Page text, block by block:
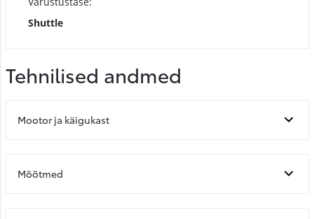
Shuttle
Tehnilised andmed
Mootor ja käigukast
Mõõtmed